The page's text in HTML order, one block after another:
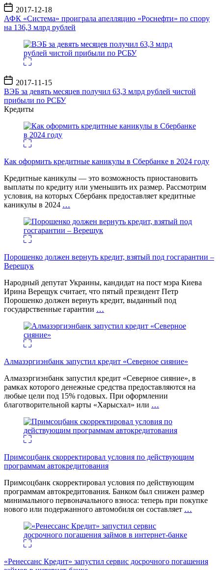
Дата
записи
2017-12-18
АФК «Система» проиграла апелляцию «Роснефти» по спору
на 136,3 млрд рублей
Дата
записи
2017-11-15
ВЭБ за девять месяцев получил 63,3 млрд рублей чистой
прибыли по РСБУ
Кредиты
Как оформить кредитные каникулы в Сбербанке в 2024 году
Кредитные каникулы — это возможность приостановить
выплаты по кредиту или уменьшить их размер. Рассмотрим
условия, на которых Сбербанк предоставляет кредитные
каникулы в 2024 …
Порошенко должен вернуть кредит, взятый под госгарантии –
Верещук
Народный депутат Украины, кандидат на пост мэра Киева
Ирина Верещук считает, что пятый президент Петр
Порошенко должен вернуть кредит, выданный под
государственные гарантии …
Алмазэргиэнбанк запустил кредит «Северное сияние»
Алмазэргиэнбанк запустил кредит «Северное сияние», в
рамках которого денежные средства предоставляются на
любые цели под 15% годовых. При оформлении
благотворительной карты «Харысхал» или …
Примсоцбанк скорректировал условия по действующим
программам автокредитования
Примсоцбанк скорректировал условия по действующим
программам автокредитования. Банком был снижен размер
минимального первоначального взноса: теперь при покупке
нового или подержанного автомобиля он составляет …
«Ренессанс Кредит» запустил сервис досрочного погашения